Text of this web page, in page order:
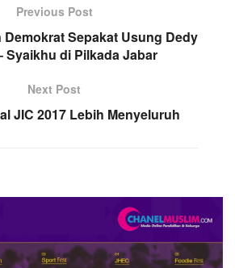
Previous Post
Demokrat Sepakat Usung Dedy
Syaikhu di Pilkada Jabar
Next Post
JIC 2017 Lebih Menyeluruh